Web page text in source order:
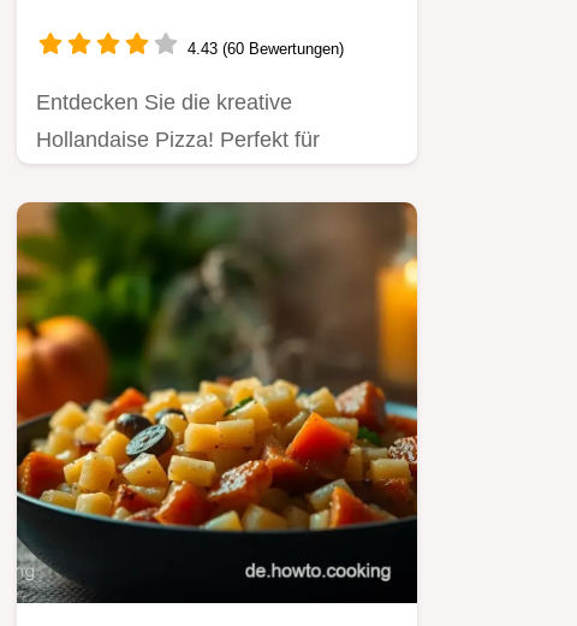
4.43 (60 Bewertungen)
Entdecken Sie die kreative
Hollandaise Pizza! Perfekt für
vereint sie…